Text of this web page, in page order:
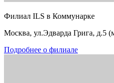
Филиал ILS в Коммунарке
Москва, ул.Эдварда Грига, д.5
Подробнее о филиале